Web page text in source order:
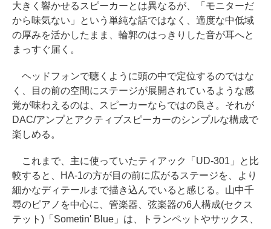
大きく響かせるスピーカーとは異なるが、「モニターだ
から味気ない」という単純な話ではなく、適度な中低域
の厚みを活かしたまま、輪郭のはっきりした音が耳へと
まっすぐ届く。
ヘッドフォンで聴くように頭の中で定位するのではな
く、目の前の空間にステージが展開されているような感
覚が味わえるのは、スピーカーならではの良さ。それが
DAC/アンプとアクティブスピーカーのシンプルな構成で
楽しめる。
これまで、主に使っていたティアック「UD-301」と比
較すると、HA-1の方が目の前に広がるステージを、より
細かなディテールまで描き込んでいると感じる。山中千
尋のピアノを中心に、管楽器、弦楽器の6人構成(セクス
テット)「Sometin' Blue」は、トランペットやサックス、